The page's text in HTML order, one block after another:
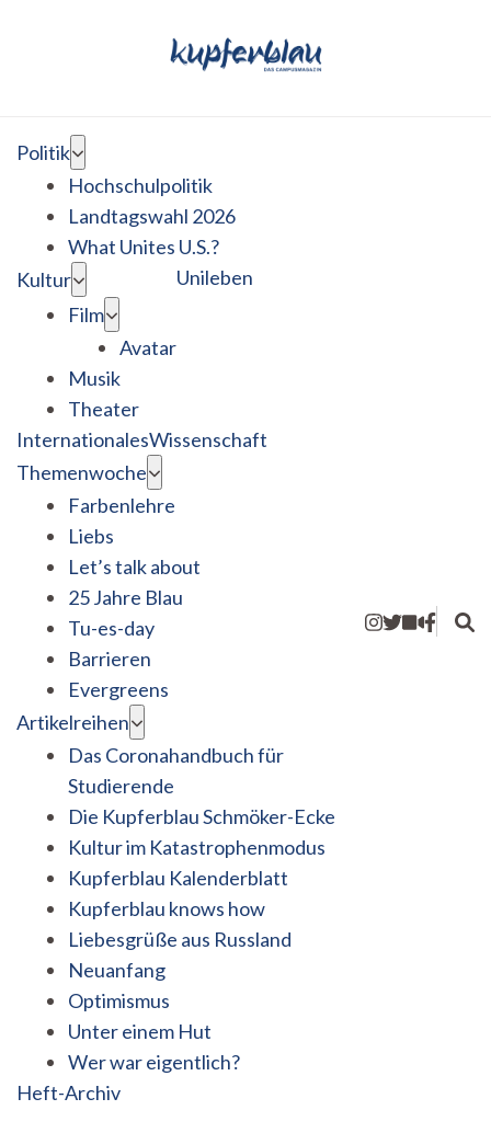
Politik
Hochschulpolitik
Landtagswahl 2026
What Unites U.S.?
Kultur
Film
Avatar
Musik
Theater
Unileben
InternationalesWissenschaft
Themenwoche
Farbenlehre
Liebs
Let’s talk about
25 Jahre Blau
Tu-es-day
Barrieren
Evergreens
Artikelreihen
Das Coronahandbuch für
Studierende
Die Kupferblau Schmöker-Ecke
Kultur im Katastrophenmodus
Kupferblau Kalenderblatt
Kupferblau knows how
Liebesgrüße aus Russland
Neuanfang
Optimismus
Unter einem Hut
Wer war eigentlich?
Heft-Archiv